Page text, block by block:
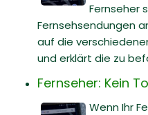
Fernseher
Fernsehsendungen
auf die
und erklärt die zu
Fernseher: Kein
Wenn Ihr